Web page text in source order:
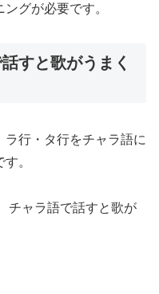
グが必要です。
すと歌がうまく
行・タ行をチャラ語に
。
チャラ語で話すと歌が